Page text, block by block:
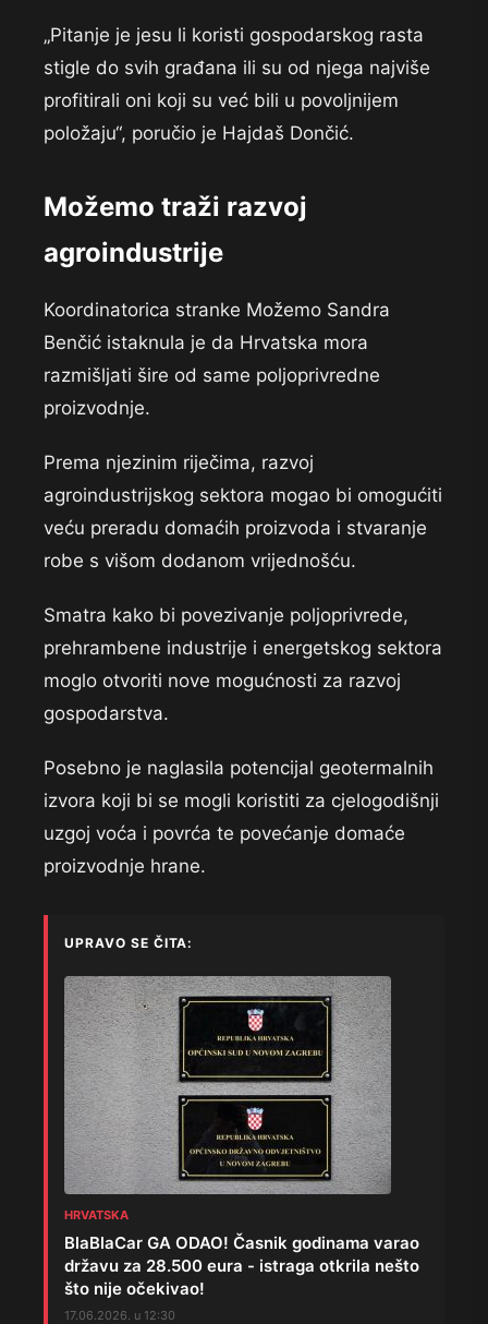
„Pitanje je jesu li koristi gospodarskog rasta
stigle do svih građana ili su od njega najviše
profitirali oni koji su već bili u povoljnijem
položaju“, poručio je Hajdaš Dončić.
Možemo traži razvoj
agroindustrije
Koordinatorica stranke Možemo Sandra
Benčić istaknula je da Hrvatska mora
razmišljati šire od same poljoprivredne
proizvodnje.
Prema njezinim riječima, razvoj
agroindustrijskog sektora mogao bi omogućiti
veću preradu domaćih proizvoda i stvaranje
robe s višom dodanom vrijednošću.
Smatra kako bi povezivanje poljoprivrede,
prehrambene industrije i energetskog sektora
moglo otvoriti nove mogućnosti za razvoj
gospodarstva.
Posebno je naglasila potencijal geotermalnih
izvora koji bi se mogli koristiti za cjelogodišnji
uzgoj voća i povrća te povećanje domaće
proizvodnje hrane.
UPRAVO SE ČITA:
HRVATSKA
BlaBlaCar GA ODAO! Časnik godinama varao
državu za 28.500 eura - istraga otkrila nešto
što nije očekivao!
17.06.2026. u 12:30